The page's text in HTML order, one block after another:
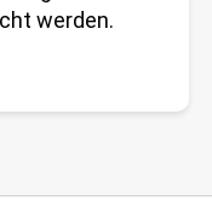
werden.